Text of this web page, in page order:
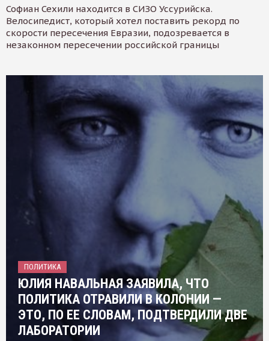
Софиан Сехили находится в СИЗО Уссурийска.
Велосипедист, который хотел поставить рекорд по
скорости пересечения Евразии, подозревается в
незаконном пересечении российской границы
ПОЛИТИКА
ЮЛИЯ НАВАЛЬНАЯ ЗАЯВИЛА, ЧТО
ПОЛИТИКА ОТРАВИЛИ В КОЛОНИИ —
ЭТО, ПО ЕЕ СЛОВАМ, ПОДТВЕРДИЛИ ДВЕ
ЛАБОРАТОРИИ